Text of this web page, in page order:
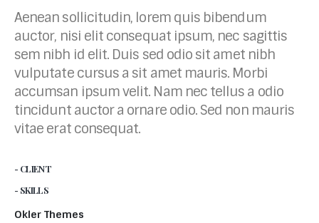
Aenean sollicitudin, lorem quis bibendum
auctor, nisi elit consequat ipsum, nec sagittis
sem nibh id elit. Duis sed odio sit amet nibh
vulputate cursus a sit amet mauris. Morbi
accumsan ipsum velit. Nam nec tellus a odio
tincidunt auctor a ornare odio. Sed non mauris
vitae erat consequat.
- CLIENT
- SKILLS
Okler Themes